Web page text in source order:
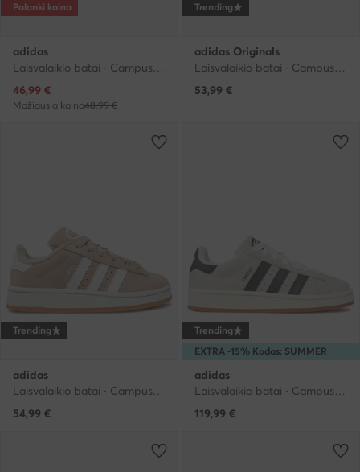
Palanki kaina
adidas
Laisvalaikio batai · Campus · Juoda
Dabartinė kaina
46,99 €
Mažiausia kaina48,99 €
Trending
adidas Originals
Laisvalaikio batai · Campus · Pilka
53,99 €
Trending
adidas
Laisvalaikio batai · Campus · Smėlio
54,99 €
EXTRA -15% Kodas: SUMMER
Trending
adidas
Laisvalaikio batai · Campus · Smėlio
119,99 €